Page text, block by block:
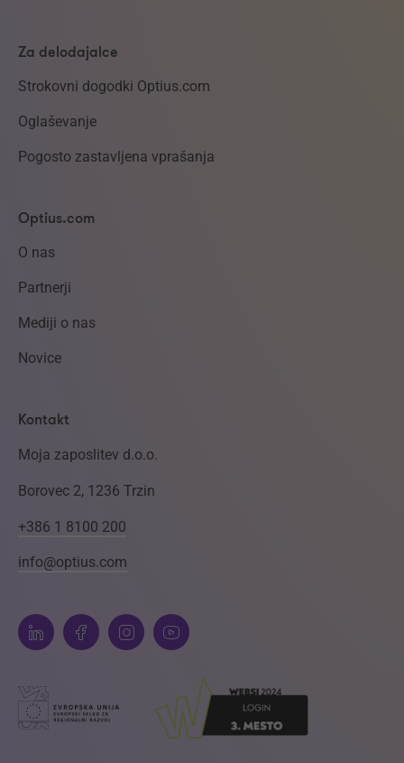
Za delodajalce
Strokovni dogodki Optius.com
Oglaševanje
Pogosto zastavljena vprašanja
Optius.com
O nas
Partnerji
Mediji o nas
Novice
Kontakt
Moja zaposlitev d.o.o.
Borovec 2, 1236 Trzin
+386 1 8100 200
info@optius.com